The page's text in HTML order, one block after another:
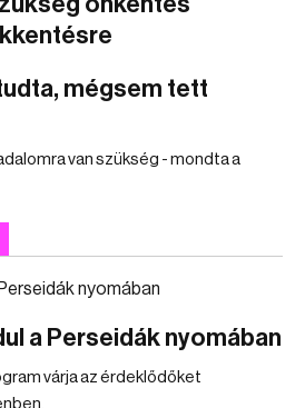
mégsem tett
van szükség - mondta a
a Perseidák nyomában
várja az érdeklődőket